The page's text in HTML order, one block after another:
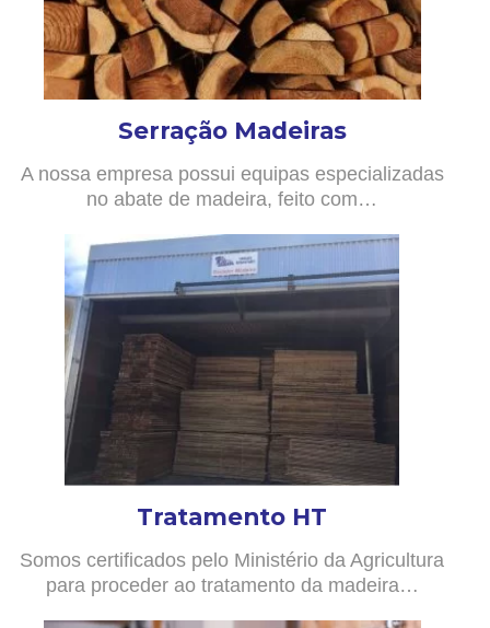
Serração Madeiras
A nossa empresa possui equipas especializadas
no abate de madeira, feito com…
Tratamento HT
Somos certificados pelo Ministério da Agricultura
para proceder ao tratamento da madeira…